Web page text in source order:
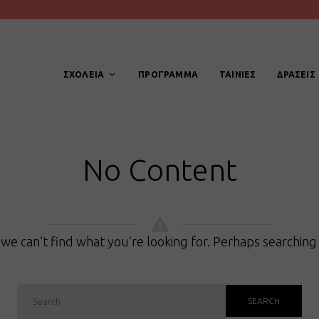
ΣΧΟΛΕΙΑ ΠΡΟΓΡΑΜΜΑ ΤΑΙΝΙΕΣ ΔΡΑΣΕΙΣ
No Content
can’t find what you’re looking for. Perhaps
SEARCH